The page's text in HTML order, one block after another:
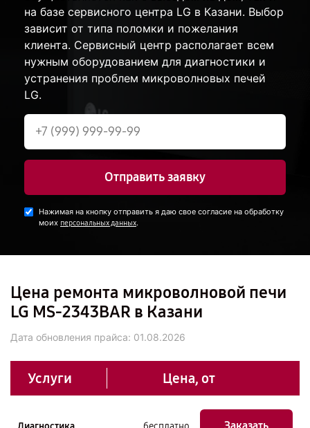
на базе сервисного центра LG в Казани. Выбор
зависит от типа поломки и пожелания
клиента. Сервисный центр располагает всем
нужным оборудованием для диагностики и
устранения проблем микроволновых печей
LG.
Отправить заявку
Нажимая на кнопку отправить я даю свое согласие на обработку
моих персональных данных.
Цена ремонта микроволновой печи
LG MS-2343BAR в Казани
Дата обновления прайса: 01.08.2026
Услуги Цена, от